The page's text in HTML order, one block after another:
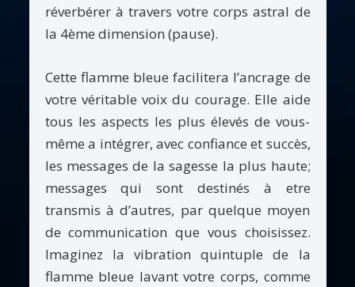
réverbérer à travers votre corps astral de
la 4ème dimension (pause).
Cette flamme bleue facilitera l’ancrage de
votre véritable voix du courage. Elle aide
tous les aspects les plus élevés de vous-
même a intégrer, avec confiance et succès,
les messages de la sagesse la plus haute;
messages qui sont destinés à etre
transmis à d’autres, par quelque moyen
de communication que vous choisissez.
Imaginez la vibration quintuple de la
flamme bleue lavant votre corps, comme